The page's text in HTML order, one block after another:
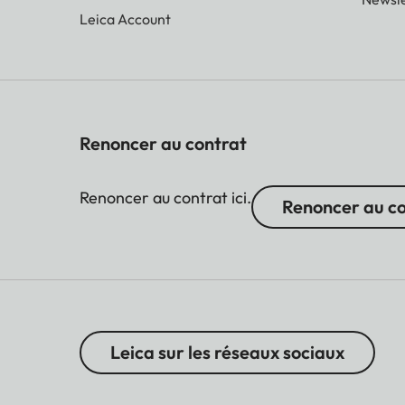
Leica Account
Renoncer au contrat
Renoncer au contrat ici. Renoncer au
Leica sur les réseaux sociaux